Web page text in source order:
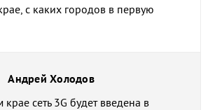
с каких городов в первую
Андрей Холодов
сеть 3G будет введена в